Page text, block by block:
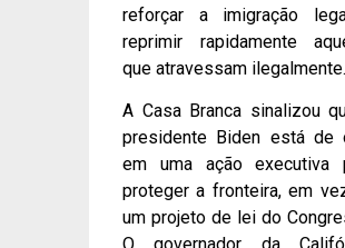
reforçar a imigração
reprimir rapidamente
que atravessam ilegalmente.
A Casa Branca sinalizou
presidente Biden está de
em uma ação executiva
proteger a fronteira, em
um projeto de lei do